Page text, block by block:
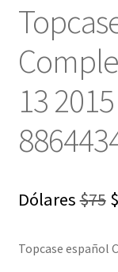
13
Dólares$75 $
Topcase español